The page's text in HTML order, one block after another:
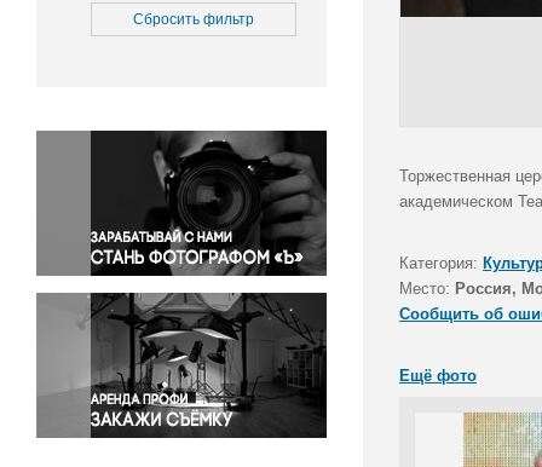
Медицина
Окружающая среда
Политика
Правосудие
Происшествия и конфликты
Религия
Светская жизнь
Спорт
Экология
Экономика и бизнес
Сбросить фильтр
Торжественная
академическом
Категория:
Место: Россия,
Сообщить об
Ещё фото